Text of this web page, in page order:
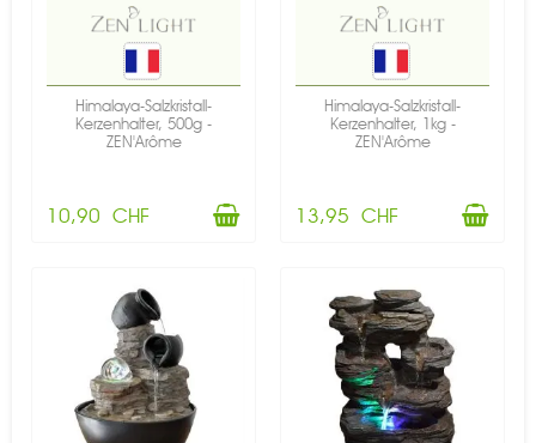
Himalaya-Salzkristall-
Kerzenhalter, 500g -
ZEN'Arôme
10,90 CHF
Himalaya-Salzkristall-
Kerzenhalter, 1kg -
ZEN'Arôme
13,95 CHF